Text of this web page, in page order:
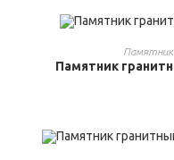
Памятник